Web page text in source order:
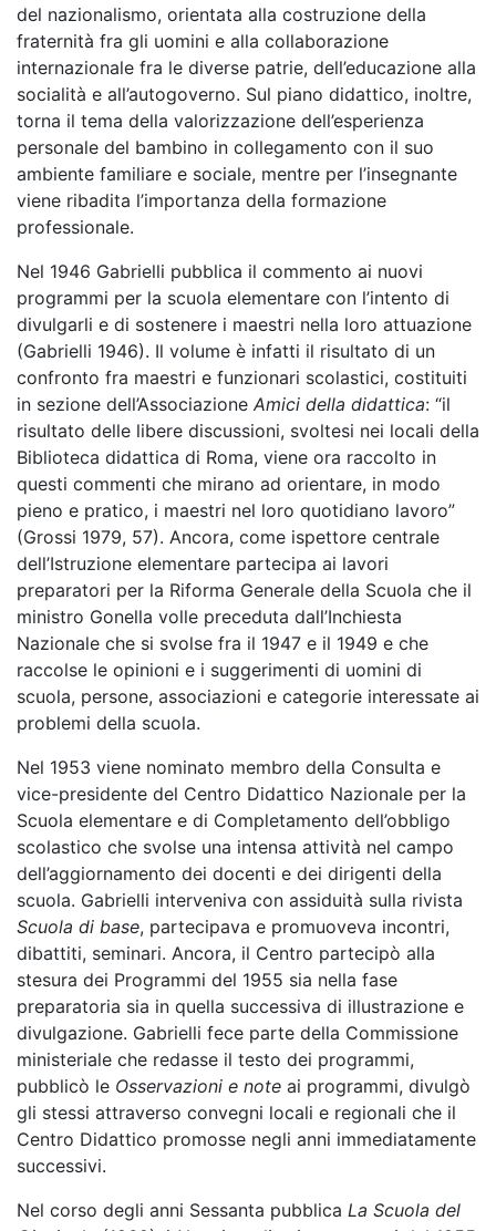
del nazionalismo, orientata alla costruzione della
fraternità fra gli uomini e alla collaborazione
internazionale fra le diverse patrie, dell’educazione alla
socialità e all’autogoverno. Sul piano didattico, inoltre,
torna il tema della valorizzazione dell’esperienza
personale del bambino in collegamento con il suo
ambiente familiare e sociale, mentre per l’insegnante
viene ribadita l’importanza della formazione
professionale.
Nel 1946 Gabrielli pubblica il commento ai nuovi
programmi per la scuola elementare con l’intento di
divulgarli e di sostenere i maestri nella loro attuazione
(Gabrielli 1946). Il volume è infatti il risultato di un
confronto fra maestri e funzionari scolastici, costituiti
in sezione dell’Associazione Amici della didattica: “il
risultato delle libere discussioni, svoltesi nei locali della
Biblioteca didattica di Roma, viene ora raccolto in
questi commenti che mirano ad orientare, in modo
pieno e pratico, i maestri nel loro quotidiano lavoro”
(Grossi 1979, 57). Ancora, come ispettore centrale
dell’Istruzione elementare partecipa ai lavori
preparatori per la Riforma Generale della Scuola che il
ministro Gonella volle preceduta dall’Inchiesta
Nazionale che si svolse fra il 1947 e il 1949 e che
raccolse le opinioni e i suggerimenti di uomini di
scuola, persone, associazioni e categorie interessate ai
problemi della scuola.
Nel 1953 viene nominato membro della Consulta e
vice-presidente del Centro Didattico Nazionale per la
Scuola elementare e di Completamento dell’obbligo
scolastico che svolse una intensa attività nel campo
dell’aggiornamento dei docenti e dei dirigenti della
scuola. Gabrielli interveniva con assiduità sulla rivista
Scuola di base, partecipava e promuoveva incontri,
dibattiti, seminari. Ancora, il Centro partecipò alla
stesura dei Programmi del 1955 sia nella fase
preparatoria sia in quella successiva di illustrazione e
divulgazione. Gabrielli fece parte della Commissione
ministeriale che redasse il testo dei programmi,
pubblicò le Osservazioni e note ai programmi, divulgò
gli stessi attraverso convegni locali e regionali che il
Centro Didattico promosse negli anni immediatamente
successivi.
Nel corso degli anni Sessanta pubblica La Scuola del